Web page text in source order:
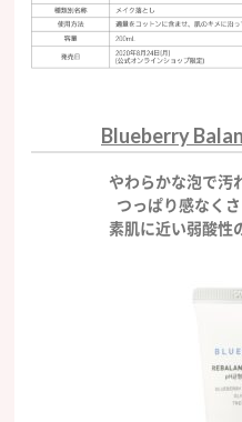
Blueberry
やわらかな泡で汚
つっぱり感なく
素肌に近い弱酸性